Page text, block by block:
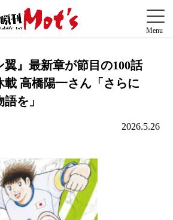
翼』最新章が節目の100話
載 高橋陽一さん「さらに
を」
2026.5.26